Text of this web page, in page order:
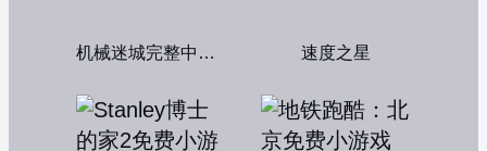
机械迷城完整中文版 速度之星